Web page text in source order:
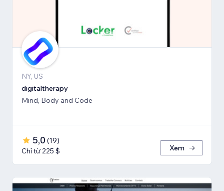
NY, US
digitaltherapy
Mind, Body and Code
5,0 (19)
Chỉ từ 225 $
Xem